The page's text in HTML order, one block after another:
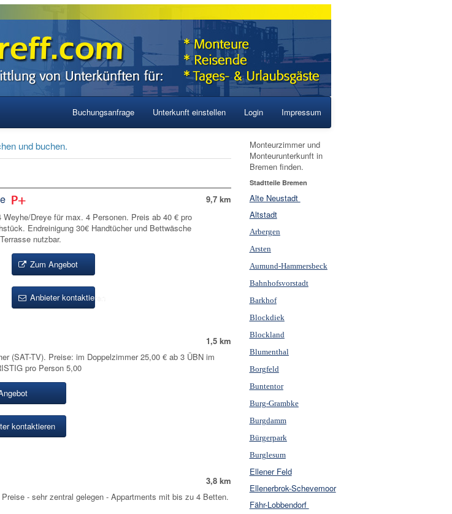
Buchungsanfrage Unterkunft einstellen Login Impressum
und buchen.
9,7 km
Dreye für max. 4 Personen. Preis ab 40 € pro
Endreinigung 30€ Handtücher und Bettwäsche
nutzbar.
Zum Angebot
Anbieter kontaktieren
1,5 km
(SAT-TV). Preise: im Doppelzimmer 25,00 € ab 3 ÜBN im
pro Person 5,00
kontaktieren
3,8 km
- sehr zentral gelegen - Appartments mit bis zu 4 Betten.
Monteurzimmer und
Monteurunterkunft in
Bremen finden.
Stadtteile Bremen
Alte Neustadt
Altstadt
Arbergen
Arsten
Aumund-Hammersbeck
Bahnhofsvorstadt
Barkhof
Blockdiek
Blockland
Blumenthal
Borgfeld
Buntentor
Burg-Grambke
Burgdamm
Bürgerpark
Burglesum
Ellener Feld
Ellenerbrok-Schevemoor
Fähr-Lobbendorf